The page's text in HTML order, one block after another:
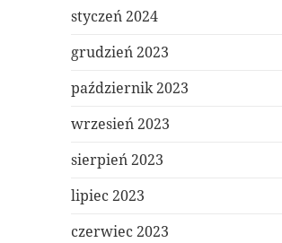
styczeń 2024
grudzień 2023
październik 2023
wrzesień 2023
sierpień 2023
lipiec 2023
czerwiec 2023